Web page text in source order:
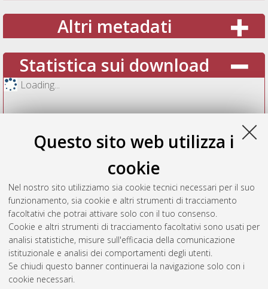
Questo sito web utilizza i
cookie
Nel nostro sito utilizziamo sia cookie tecnici necessari per il suo
funzionamento, sia cookie e altri strumenti di tracciamento
facoltativi che potrai attivare solo con il tuo consenso.
Cookie e altri strumenti di tracciamento facoltativi sono usati per
analisi statistiche, misure sull'efficacia della comunicazione
istituzionale e analisi dei comportamenti degli utenti.
Se chiudi questo banner continuerai la navigazione solo con i
cookie necessari.
Altri metadati
Statistica sui download
Loading...
Vedi altre statistiche
Gestione del documento: